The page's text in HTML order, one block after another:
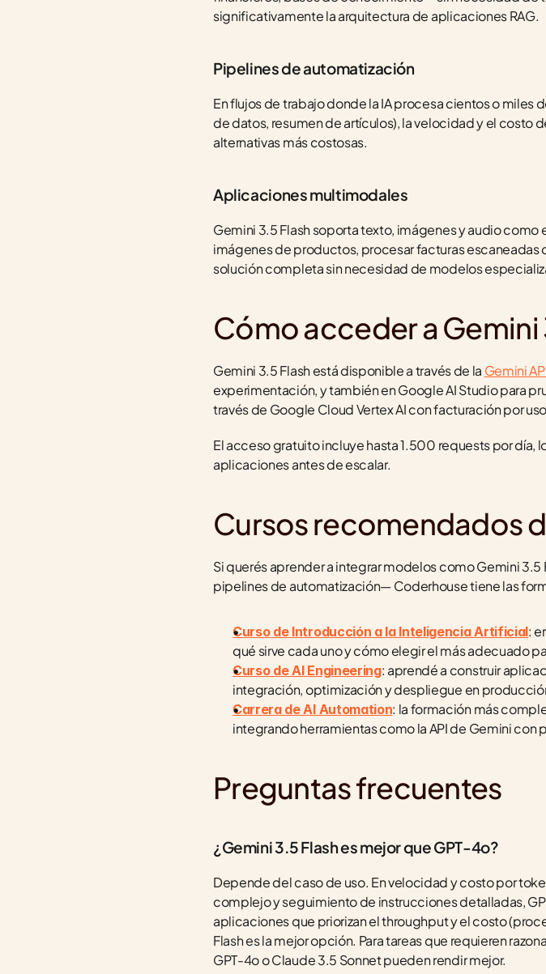
significativamente la arquitectura de aplicaciones RAG.
Pipelines de automatización
En flujos de trabajo donde la IA procesa cientos o
de datos, resumen de artículos), la velocidad y el costo
alternativas más costosas.
Aplicaciones multimodales
Gemini 3.5 Flash soporta texto, imágenes y audio como
imágenes de productos, procesar facturas escaneadas
solución completa sin necesidad de modelos
Cómo acceder a Gemini
Gemini 3.5 Flash está disponible a través de la Gemini
experimentación, y también en Google AI Studio para
través de Google Cloud Vertex AI con facturación por
El acceso gratuito incluye hasta 1.500 requests por día,
aplicaciones antes de escalar.
Cursos recomendados
Si querés aprender a integrar modelos como Gemini
pipelines de automatización— Coderhouse tiene las
Curso de Introducción a la Inteligencia Artificial:
qué sirve cada uno y cómo elegir el más adecuado
Curso de AI Engineering: aprendé a construir
integración, optimización y despliegue en
Carrera de AI Automation: la formación más
integrando herramientas como la API de Gemini con
Preguntas frecuentes
¿Gemini 3.5 Flash es mejor que GPT-4o?
Depende del caso de uso. En velocidad y costo por
complejo y seguimiento de instrucciones detalladas,
aplicaciones que priorizan el throughput y el costo
Flash es la mejor opción. Para tareas que requieren
GPT-4o o Claude 3.5 Sonnet pueden rendir mejor.